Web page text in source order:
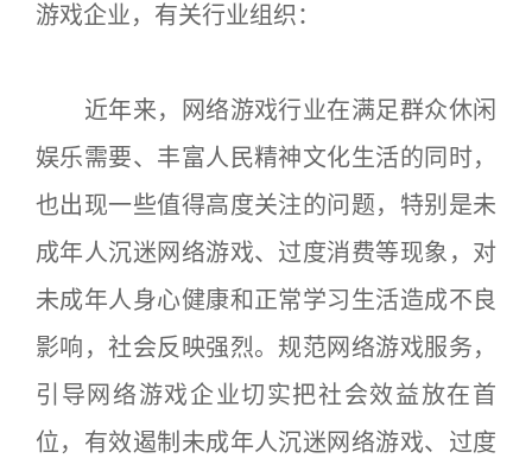
游戏企业，有关行业组织：
近年来，网络游戏行业在满足群众休闲
娱乐需要、丰富人民精神文化生活的同时，
也出现一些值得高度关注的问题，特别是未
成年人沉迷网络游戏、过度消费等现象，对
未成年人身心健康和正常学习生活造成不良
影响，社会反映强烈。规范网络游戏服务，
引导网络游戏企业切实把社会效益放在首
位，有效遏制未成年人沉迷网络游戏、过度